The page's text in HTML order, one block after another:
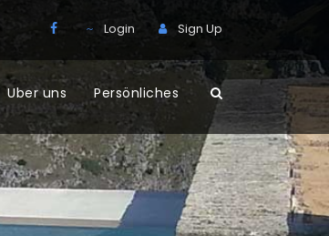
Login Sign Up
Uber uns Persönliches